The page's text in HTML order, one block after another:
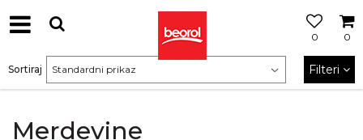
0
0
Merdevine
Sortiraj Filteri